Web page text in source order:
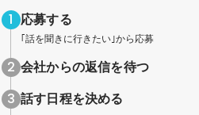
応募する
｢話を聞きに行きたい｣から応募
会社からの返信を待つ
話す日程を決める